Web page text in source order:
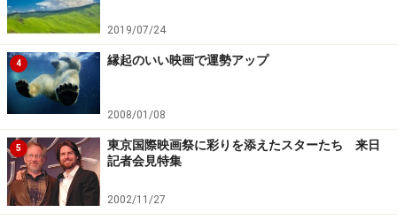
2019/07/24
4 縁起のいい映画で運勢アップ
2008/01/08
5
東京国際映画祭に彩りを添えたスターたち 来日
記者会見特集
2002/11/27